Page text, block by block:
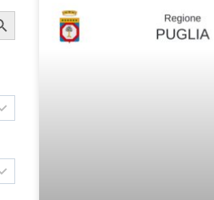
Button